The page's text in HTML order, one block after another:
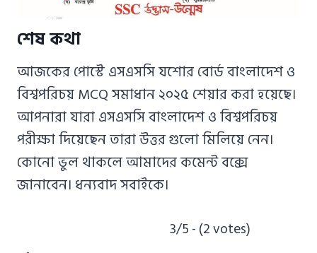
শেষ কথা
আজকের পোস্টে এসএসসি যশোর বোর্ড বাংলাদেশ ও
বিশ্বপরিচয় MCQ সমাধান ২০২৫ শেয়ার করা হয়েছে।
আপনারা যারা এসএসসি বাংলাদেশ ও বিশ্বপরিচয়
পরীক্ষা দিয়েছেন তারা উত্তর গুলো মিলিয়ে নেন।
কোনো ভুল থাকলে আমাদের কমেন্ট বক্সে
জানাবেন। ধন্যবাদ সবাইকে।
3/5 - (2 votes)